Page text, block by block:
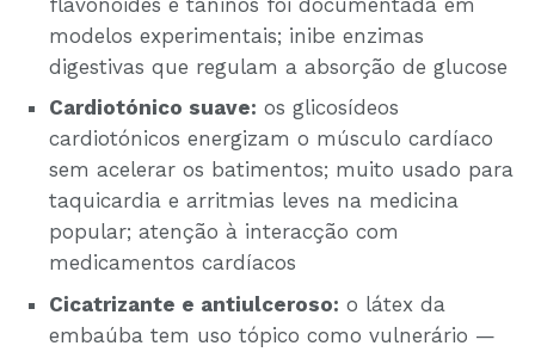
modelos experimentais; inibe enzimas
digestivas que regulam a absorção de glucose
Cardiotónico suave: os glicosídeos
cardiotónicos energizam o músculo cardíaco
sem acelerar os batimentos; muito usado para
taquicardia e arritmias leves na medicina
popular; atenção à interacção com
medicamentos cardíacos
Cicatrizante e antiulceroso: o látex da
embaúba tem uso tópico como vulnerário —